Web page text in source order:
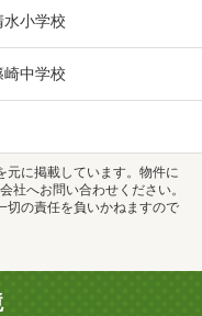
小学校
中学校
元に掲載しています。物件に
社へお問い合わせください。
切の責任を負いかねますので